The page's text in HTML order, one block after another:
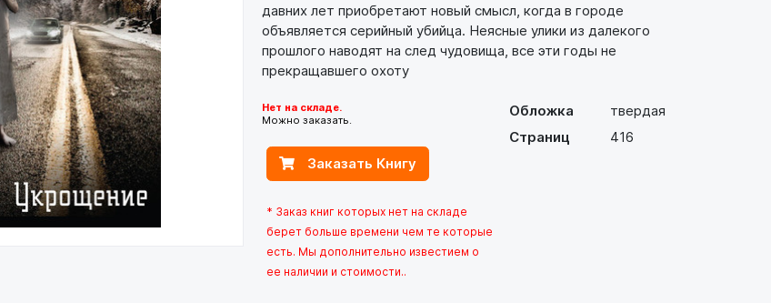
давних лет приобретают новый смысл, когда в городе
объявляется серийный убийца. Неясные улики из далекого
прошлого наводят на след чудовища, все эти годы не
прекращавшего охоту
Обложка
твердая
Страниц
416
Нет на складе.
Можно заказать.
Заказать Книгу
* Заказ книг которых нет на складе
берет больше времени чем те которые
есть. Мы дополнительно известием о
ее наличии и стоимости..